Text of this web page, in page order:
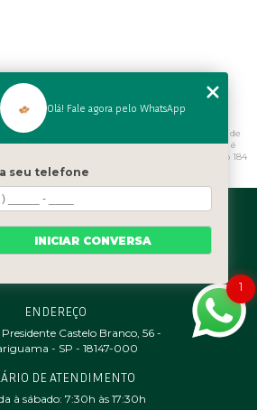
Comprar Estátuas de Jardim Rio Pequeno
" é de
parcial ou total, mesmo citando nossos links, é
Crime de violação de direito autoral – artigo 184
–Lei 9610/98 - Lei de direitos autorais
ENDEREÇO
Castelo Branco, 56 - ㅤ
- SP - 18147-000
DE ATENDIMENTO
à sábado: 7:30h às 17:30h
1
Olá! Fale agora pelo WhatsApp
seu telefone
INICIAR CONVERSA